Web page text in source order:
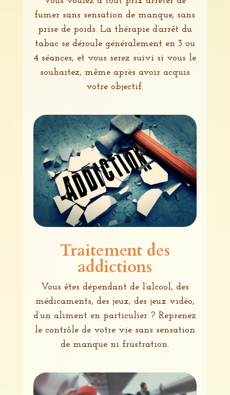
fumer sans sensation de manque, sans
prise de poids. La thérapie d’arrêt du
tabac se déroule généralement en 3 ou
4 séances, et vous serez suivi si vous le
souhaitez, même après avoir acquis
votre objectif.
Traitement des
addictions
Vous êtes dépendant de l’alcool, des
médicaments, des jeux, des jeux vidéo,
d’unaliment en particulier ? Reprenez
le contrôle de votre vie sans sensation
de manque ni frustration.